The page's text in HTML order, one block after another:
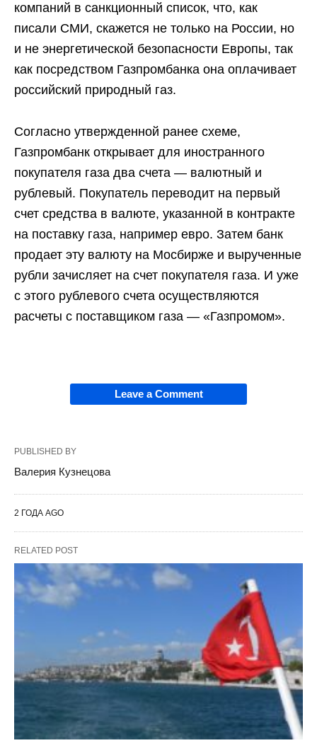
компаний в санкционный список, что, как
писали СМИ, скажется не только на России, но
и не энергетической безопасности Европы, так
как посредством Газпромбанка она оплачивает
российский природный газ.
Согласно утвержденной ранее схеме,
Газпромбанк открывает для иностранного
покупателя газа два счета — валютный и
рублевый. Покупатель переводит на первый
счет средства в валюте, указанной в контракте
на поставку газа, например евро. Затем банк
продает эту валюту на Мосбирже и вырученные
рубли зачисляет на счет покупателя газа. И уже
с этого рублевого счета осуществляются
расчеты с поставщиком газа — «Газпромом».
Leave a Comment
PUBLISHED BY
Валерия Кузнецова
2 ГОДА AGO
RELATED POST